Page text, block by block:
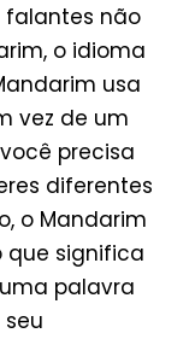
não
o idioma
usa
vez de um
precisa
diferentes
o Mandarim
que significa
palavra